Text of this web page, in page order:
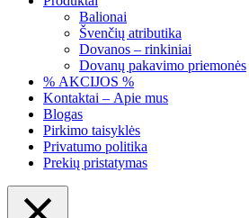
Balionai
Švenčių atributika
Dovanos – rinkiniai
Dovanų pakavimo priemonės
% AKCIJOS %
Kontaktai – Apie mus
Blogas
Pirkimo taisyklės
Privatumo politika
Prekių pristatymas